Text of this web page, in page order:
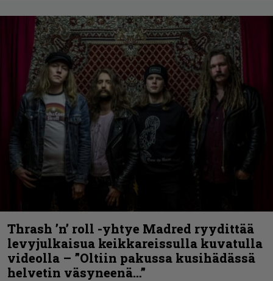
Thrash ’n’ roll -yhtye Madred ryydittää
levyjulkaisua keikkareissulla kuvatulla
videolla – ”Oltiin pakussa kusihädässä
helvetin väsyneenä…”